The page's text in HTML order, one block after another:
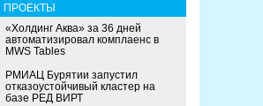
ПРОЕКТЫ
«Холдинг Аква» за 36 дней
автоматизировал комплаенс в
MWS Tables
РМИАЦ Бурятии запустил
отказоустойчивый кластер на
базе РЕД ВИРТ